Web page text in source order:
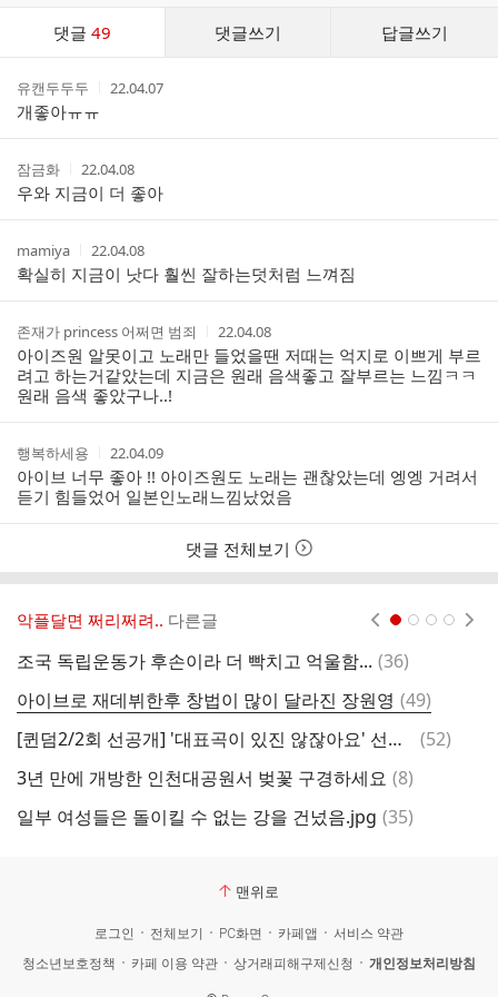
댓글49 댓글쓰기 답글쓰기
스
작
성
자
유캔두두두
작
간
22.04.07
개좋아ㅠㅠ
작
성
자
잠금화
작
성
시
간
22.04.08
우와 지금이 더 좋아
작
성
자
mamiya
작
성
시
간
22.04.08
확실히 지금이 낫다 훨씬 잘하는덧처럼 느껴짐
작
성
자
존재가 princess 어쩌면 범죄
작
성
시
간
22.04.08
아이즈원 알못이고 노래만 들었을땐 저때는 억지로 이쁘게 부르
려고 하는거같았는데 지금은 원래 음색좋고 잘부르는 느낌ㅋㅋ
원래 음색 좋았구나..!
작
성
자
행복하세용
작
성
시
간
22.04.09
아이브 너무 좋아 !! 아이즈원도 노래는 괜찮았는데 엥엥 거려서
듣기 힘들었어 일본인노래느낌났었음
댓글 전체보기
악플달면 쩌리쩌려.. 다른글
조국 독립운동가 후손이라 더 빡치고 억울함... 댓
(36)
아이브로 재데뷔한후 창법이 많이 달라진 장원영 댓
글
(49)
[퀸덤2/2회 선공개] '대표곡이 있진 않잖아요' 선곡부터 난항을 겪는 우주소녀
댓
(52)
3년 만에 개방한 인천대공원서 벚꽃 구경하세요 댓
(8)
일부 여성들은 돌이킬 수 없는 강을 건넜음.jpg 댓
(35)
맨위로
로그인 전체보기 PC화면 카페앱
서비스 약관
청소년보호정책
카페 이용 약관 상거래피해구제신청 개인정보처리방침